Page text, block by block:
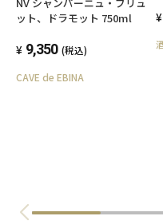
ット、ドラモット 750ml
9,350 (税込)
CAVE de EBINA